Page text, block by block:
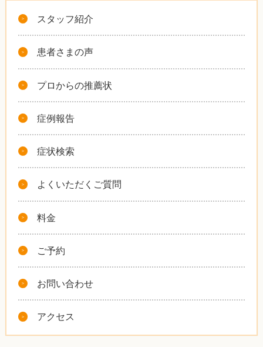
スタッフ紹介
患者さまの声
プロからの推薦状
症例報告
症状検索
よくいただくご質問
料金
ご予約
お問い合わせ
アクセス